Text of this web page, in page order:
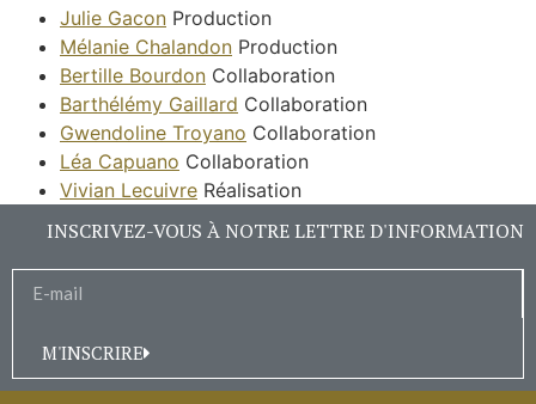
Julie Gacon Production
Mélanie Chalandon Production
Bertille Bourdon Collaboration
Barthélémy Gaillard Collaboration
Gwendoline Troyano Collaboration
Léa Capuano Collaboration
Vivian Lecuivre Réalisation
INSCRIVEZ-VOUS À NOTRE LETTRE D'INFORMATION
M'INSCRIRE